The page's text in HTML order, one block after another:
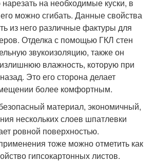
нарезать на необходимые куски, в
можно сгибать. Данные свойства
из него различные фактуры для
Отделка с помощью ГКЛ стен
звукоизоляцию, также он
влажность, которую при
Это его сторона делает
более комфортным.
материал, экономичный,
нескольких слоев шпатлевки
ровной поверхностью.
тоже можно отметить как
гипсокартонных листов.